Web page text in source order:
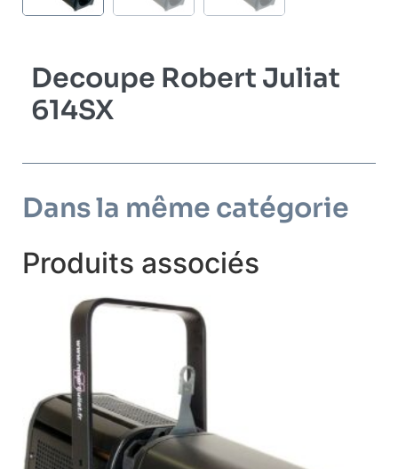
Decoupe Robert Juliat
614SX
Dans la même catégorie
Produits associés